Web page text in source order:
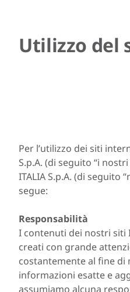
Utilizzo del
Per l’utilizzo dei siti
S.p.A. (di seguito “i
ITALIA S.p.A. (di seguito
segue:
Responsabilità
I contenuti dei nostri
creati con grande
costantemente al fine di
informazioni esatte e
assumiamo alcuna